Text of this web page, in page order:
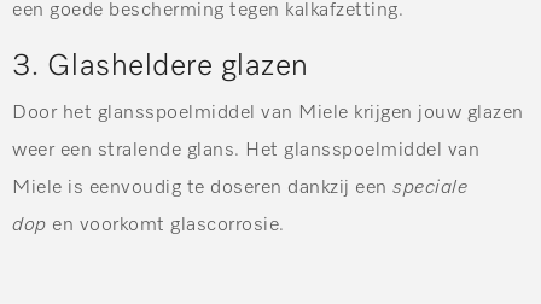
een goede bescherming tegen kalkafzetting.
3. Glasheldere glazen
Door het glansspoelmiddel van Miele krijgen jouw glazen
weer een stralende glans. Het glansspoelmiddel van
Miele is eenvoudig te doseren dankzij een speciale
dop en voorkomt glascorrosie.